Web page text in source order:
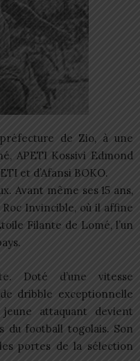
de Zio, à une
APETI Kossivi Edmond
et d’Afansi BOKO.
Avant même ses 15 ans,
Invincible, où il affine
Filante de Lomé, l’un
Doté d’une vitesse
dribble exceptionnelle
attaquant devient
du football togolais. Son
portes de la sélection